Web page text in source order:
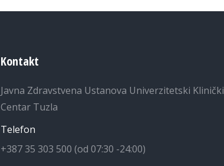
Kontakt
Javna Zdravstvena Ustanova Univerzitetski Klinički
Centar Tuzla
Telefon
+387 35 303 500 (od 07:30 -24:00)